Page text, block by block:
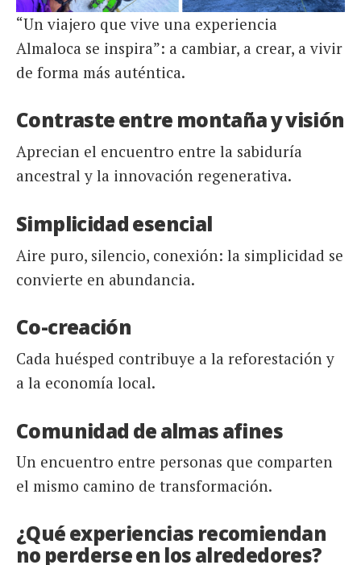
“Un viajero que vive una experiencia
Almaloca se inspira”: a cambiar, a crear, a vivir
de forma más auténtica.
Contraste entre montaña y visión
Aprecian el encuentro entre la sabiduría
ancestral y la innovación regenerativa.
Simplicidad esencial
Aire puro, silencio, conexión: la simplicidad se
convierte en abundancia.
Co-creación
Cada huésped contribuye a la reforestación y
a la economía local.
Comunidad de almas afines
Un encuentro entre personas que comparten
el mismo camino de transformación.
¿Qué experiencias recomiendan
no perderse en los alrededores?